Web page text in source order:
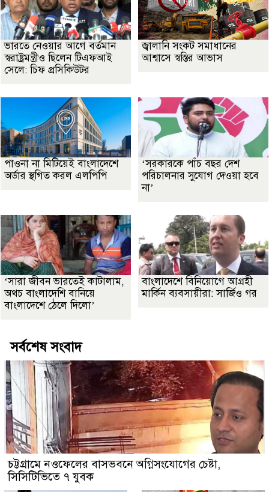
ভারতে নেওয়ার আগে বর্তমান
স্বরাষ্ট্রমন্ত্রীও ছিলেন টিএফআই
সেলে: চিফ প্রসিকিউটর
জ্বালানি সংকট সমাধানের
আশ্বাসে স্বস্তির আভাস
পাওনা না মিটিয়েই বাংলাদেশে
অর্ডার স্থগিত করল এলপিপি
‘সরকারকে পাঁচ বছর দেশ
পরিচালনার সুযোগ দেওয়া হবে
না’
‘সারা জীবন ভারতেই কাটালাম,
অথচ বাংলাদেশি বানিয়ে
বাংলাদেশে ঠেলে দিলো’
বাংলাদেশে বিনিয়োগে আগ্রহী
মার্কিন ব্যবসায়ীরা: সার্জিও গর
সর্বশেষ সংবাদ
চট্টগ্রামে নওফেলের বাসভবনে অগ্নিসংযোগের চেষ্টা,
সিসিটিভিতে ৭ যুবক